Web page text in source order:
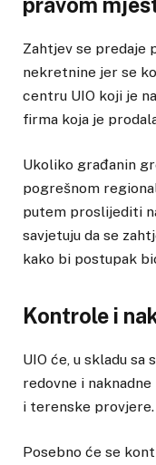
pravom
Zahtjev se predaje
nekretnine jer se
centru UIO koji je
firma koja je
Ukoliko građanin
pogrešnom
putem proslijediti
savjetuju da se
kako bi postupak
Kontrole i
UIO će, u skladu
redovne i
i terenske provjere.
Posebno će se